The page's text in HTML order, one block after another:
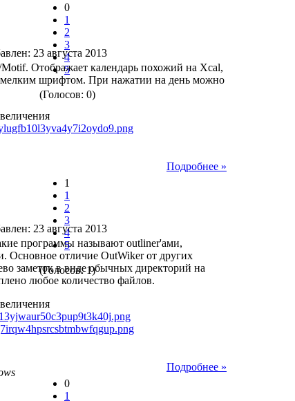
0
1
2
3
4
5
(Голосов: 0)
23 августа 2013
Отображает календарь похожий на Xcal,
мелким шрифтом. При нажатии на день можно
1
1
2
3
4
5
(Голосов: 1)
Подробнее »
23 августа 2013
программы называют outliner'ами,
Основное отличие OutWiker от других
заметок в виде обычных директорий на
любое количество файлов.
0
1
Подробнее »